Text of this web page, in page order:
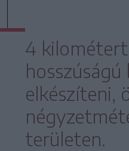
4
elkészíteni,
területen.